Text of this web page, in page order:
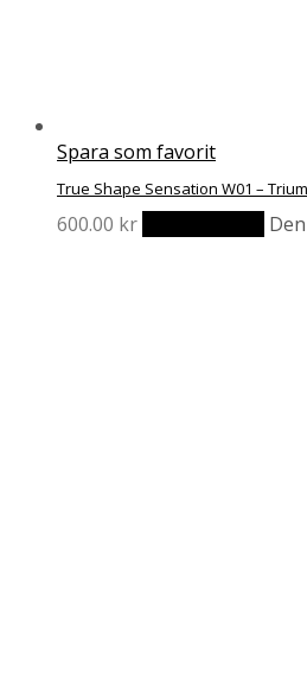
Spara som favorit
True Shape Sensation W01 –
600.00 kr